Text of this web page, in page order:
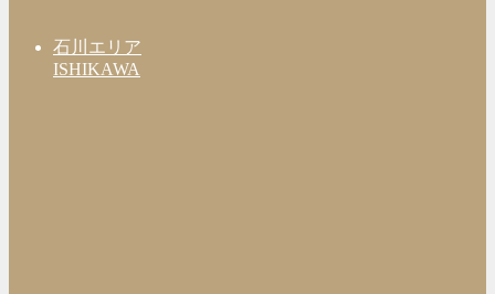
石川エリア
ISHIKAWA